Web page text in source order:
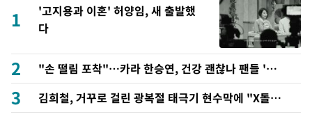
1
'고지용과 이혼' 허양임, 새 출발했
다
2
"손 떨림 포착"…카라 한승연, 건강 괜찮나 팬들 '걱
정'
3
김희철, 거꾸로 걸린 광복절 태극기 현수막에 "X돌았
네"